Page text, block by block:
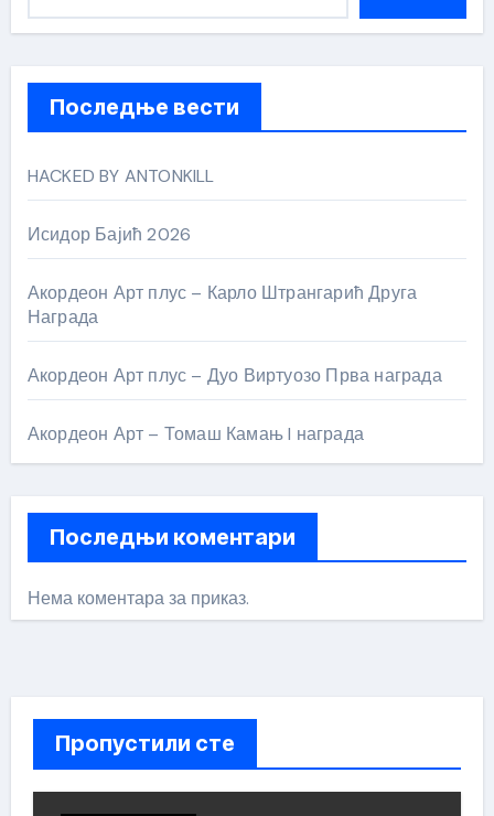
Последње вести
HACKED BY ANTONKILL
Исидор Бајић 2026
Акордеон Арт плус – Карло Штрангарић Друга
Награда
Акордеон Арт плус – Дуо Виртуозо Прва награда
Акордеон Арт – Томаш Камањ I награда
Последњи коментари
Нема коментара за приказ.
Пропустили сте